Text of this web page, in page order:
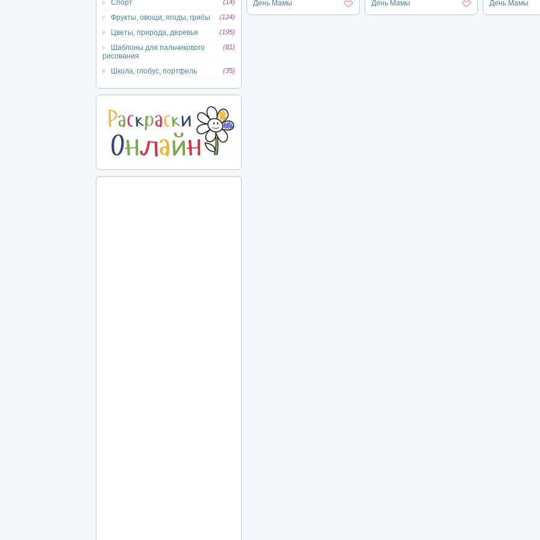
Спорт (14)
Фрукты, овощи, ягоды, грибы (124)
Цветы, природа, деревья (195)
Шаблоны для пальчикового
рисования
(81)
Школа, глобус, портфель (35)
День Мамы День Мамы День Мамы